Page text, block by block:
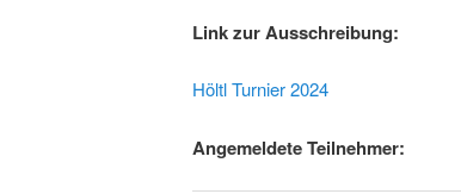
Link zur Ausschreibung:
Höltl Turnier 2024
Angemeldete Teilnehmer: